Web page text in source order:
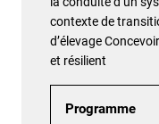
contexte de
d’élevage
et résilient
Programme